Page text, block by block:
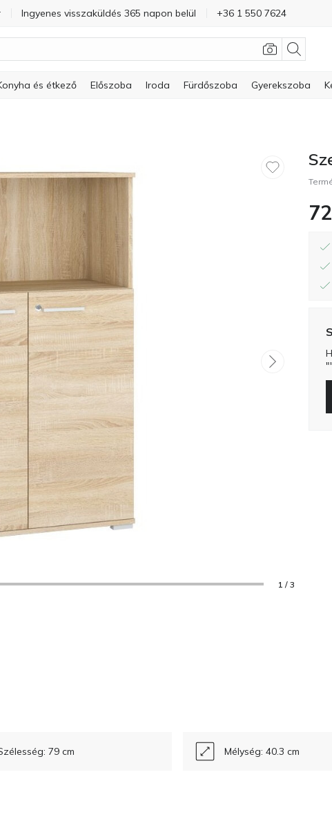
Ingyenes visszaküldés 365 napon belül +36 1 550 7624
és étkező Előszoba Iroda Fürdőszoba Gyerekszoba
1 / 3
79 cm Mélység: 40.3 cm